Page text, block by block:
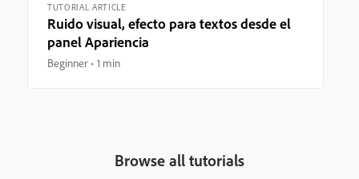
TUTORIAL ARTICLE
Ruido visual, efecto para textos desde el
panel Apariencia
Beginner 1 min
Browse all tutorials